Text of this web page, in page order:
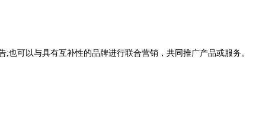
可以与具有互补性的品牌进行联合营销，共同推广产品或服务。